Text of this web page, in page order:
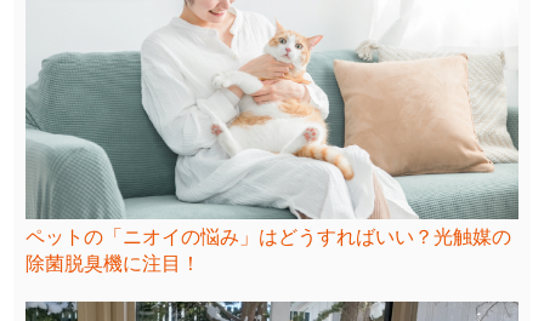
ペットの「ニオイの悩み」はどうすればいい？光触媒の
除菌脱臭機に注目！